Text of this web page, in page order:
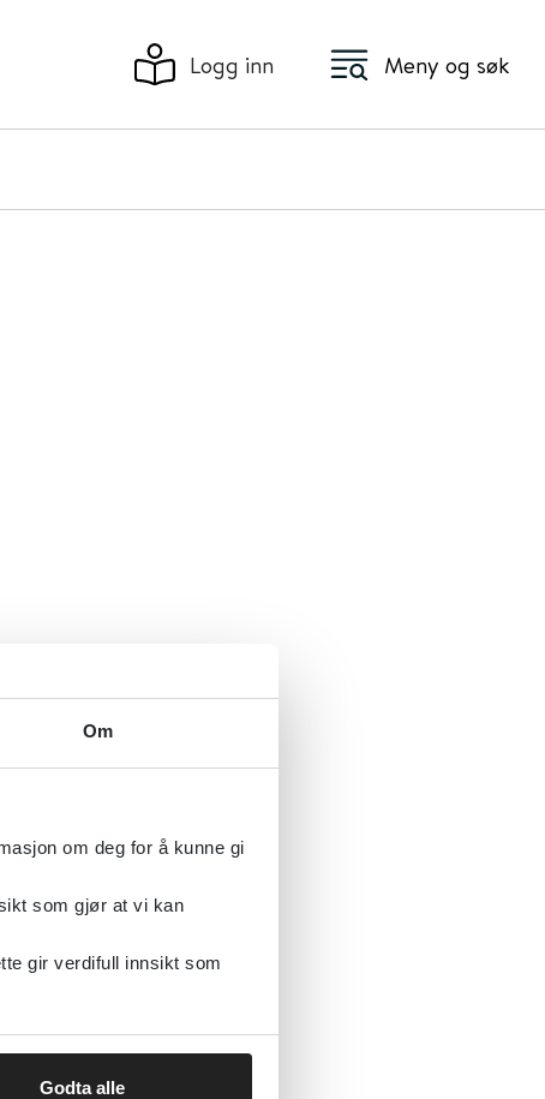
Om
om deg for å kunne gi
som gjør at vi kan
gir verdifull innsikt som
Godta alle
Logg inn Meny og søk